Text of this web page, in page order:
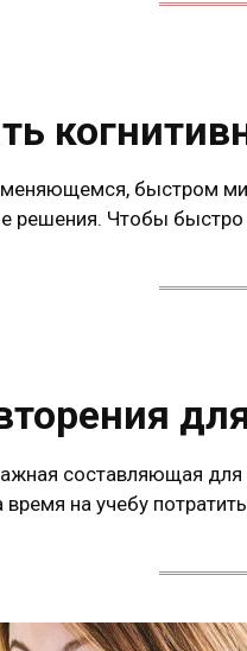
быстром
решения. Чтобы быстро
составляющая
время на учебу